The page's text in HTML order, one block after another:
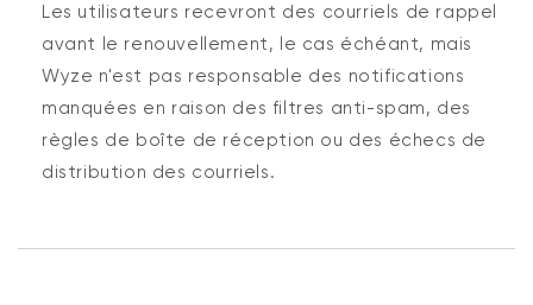
Les utilisateurs recevront des courriels de rappel
avant le renouvellement, le cas échéant, mais
Wyze n'est pas responsable des notifications
manquées en raison des filtres anti-spam, des
règles de boîte de réception ou des échecs de
distribution des courriels.